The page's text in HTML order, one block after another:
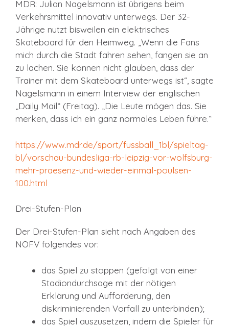
MDR: Julian Nagelsmann ist übrigens beim
Verkehrsmittel innovativ unterwegs. Der 32-
Jährige nutzt bisweilen ein elektrisches
Skateboard für den Heimweg. „Wenn die Fans
mich durch die Stadt fahren sehen, fangen sie an
zu lachen. Sie können nicht glauben, dass der
Trainer mit dem Skateboard unterwegs ist“, sagte
Nagelsmann in einem Interview der englischen
„Daily Mail“ (Freitag). „Die Leute mögen das. Sie
merken, dass ich ein ganz normales Leben führe.“
https://www.mdr.de/sport/fussball_1bl/spieltag-
bl/vorschau-bundesliga-rb-leipzig-vor-wolfsburg-
mehr-praesenz-und-wieder-einmal-poulsen-
100.html
Drei-Stufen-Plan
Der Drei-Stufen-Plan sieht nach Angaben des
NOFV folgendes vor:
das Spiel zu stoppen (gefolgt von einer
Stadiondurchsage mit der nötigen
Erklärung und Aufforderung, den
diskriminierenden Vorfall zu unterbinden);
das Spiel auszusetzen, indem die Spieler für